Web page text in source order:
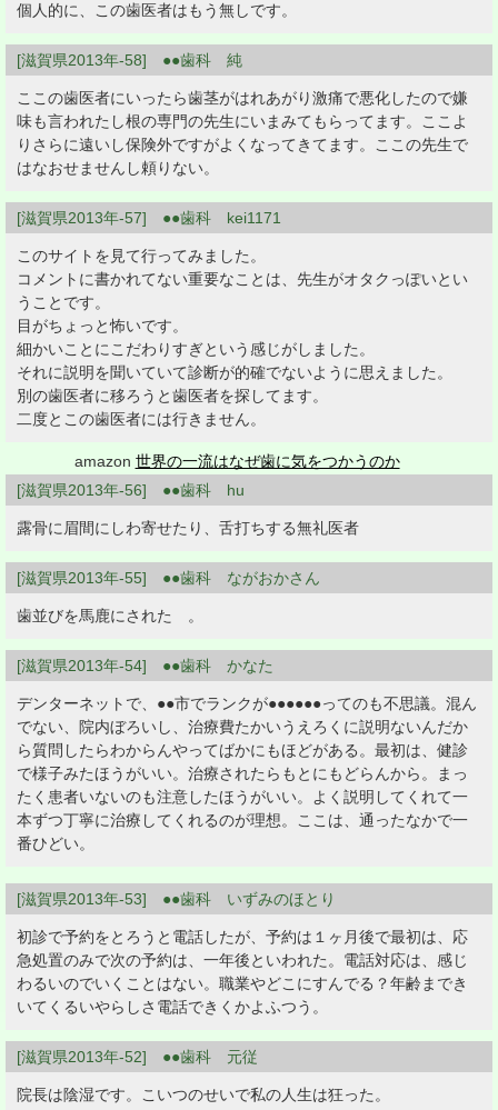
個人的に、この歯医者はもう無しです。
[滋賀県2013年-58] ●●歯科 純
ここの歯医者にいったら歯茎がはれあがり激痛で悪化したので嫌
味も言われたし根の専門の先生にいまみてもらってます。ここよ
りさらに遠いし保険外ですがよくなってきてます。ここの先生で
はなおせませんし頼りない。
[滋賀県2013年-57] ●●歯科 kei1171
このサイトを見て行ってみました。
コメントに書かれてない重要なことは、先生がオタクっぽいとい
うことです。
目がちょっと怖いです。
細かいことにこだわりすぎという感じがしました。
それに説明を聞いていて診断が的確でないように思えました。
別の歯医者に移ろうと歯医者を探してます。
二度とこの歯医者には行きません。
amazon 世界の一流はなぜ歯に気をつかうのか
[滋賀県2013年-56] ●●歯科 hu
露骨に眉間にしわ寄せたり、舌打ちする無礼医者
[滋賀県2013年-55] ●●歯科 ながおかさん
歯並びを馬鹿にされた 。
[滋賀県2013年-54] ●●歯科 かなた
デンターネットで、●●市でランクが●●●●●●ってのも不思議。混ん
でない、院内ぼろいし、治療費たかいうえろくに説明ないんだか
ら質問したらわからんやってばかにもほどがある。最初は、健診
で様子みたほうがいい。治療されたらもとにもどらんから。まっ
たく患者いないのも注意したほうがいい。よく説明してくれて一
本ずつ丁寧に治療してくれるのが理想。ここは、通ったなかで一
番ひどい。
[滋賀県2013年-53] ●●歯科 いずみのほとり
初診で予約をとろうと電話したが、予約は１ヶ月後で最初は、応
急処置のみで次の予約は、一年後といわれた。電話対応は、感じ
わるいのでいくことはない。職業やどこにすんでる？年齢までき
いてくるいやらしさ電話できくかよふつう。
[滋賀県2013年-52] ●●歯科 元従
院長は陰湿です。こいつのせいで私の人生は狂った。